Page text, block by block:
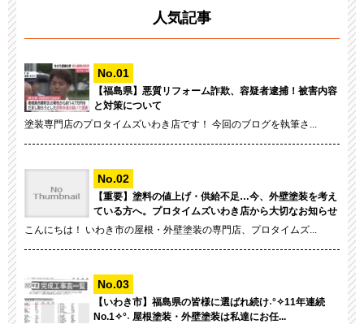
人気記事
【福島県】悪質リフォーム詐欺、容疑者逮捕！被害内容
と対策について
塗装専門店のプロタイムズいわき店です！ 今回のブログを執筆さ...
【重要】塗料の値上げ・供給不足…今、外壁塗装を考え
ている方へ。プロタイムズいわき店から大切なお知らせ
こんにちは！ いわき市の屋根・外壁塗装の専門店、プロタイムズ...
【いわき市】福島県の皆様に選ばれ続け˖°✧11年連続
No.1✧°˖ 屋根塗装・外壁塗装は私達にお任...